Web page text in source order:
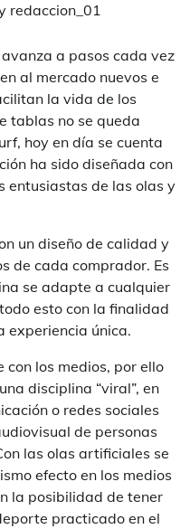
redaccion_01
a pasos cada vez
al mercado nuevos e
la vida de los
tablas no se queda
hoy en día se cuenta
ha sido diseñada con
entusiastas de las olas y
un diseño de calidad y
de cada comprador. Es
se adapte a cualquier
esto con la finalidad
experiencia única.
los medios, por ello
disciplina “viral”, en
o redes sociales
de personas
las olas artificiales se
efecto en los medios
la posibilidad de tener
practicado en el